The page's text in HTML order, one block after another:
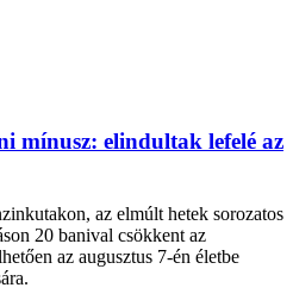
mínusz: elindultak lefelé az
az elmúlt hetek sorozatos
20 banival csökkent az
az augusztus 7-én életbe